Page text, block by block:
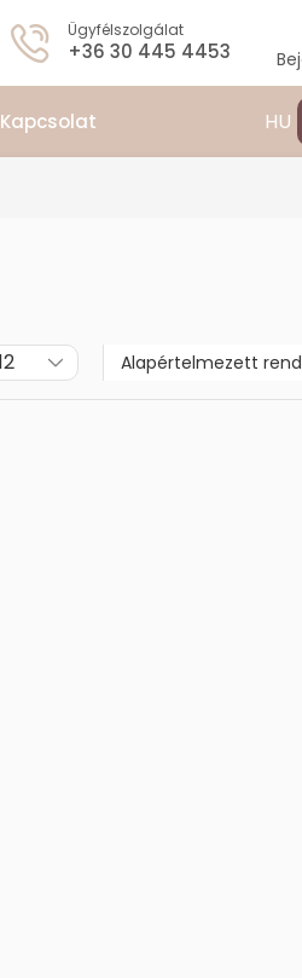
Ügyfélszolgálat
+36 30 445 4453
Kapcsolat HU